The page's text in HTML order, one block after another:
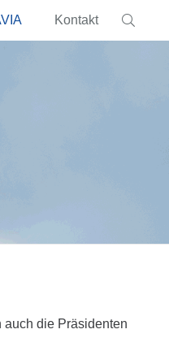
Kontakt
auch die Präsidenten